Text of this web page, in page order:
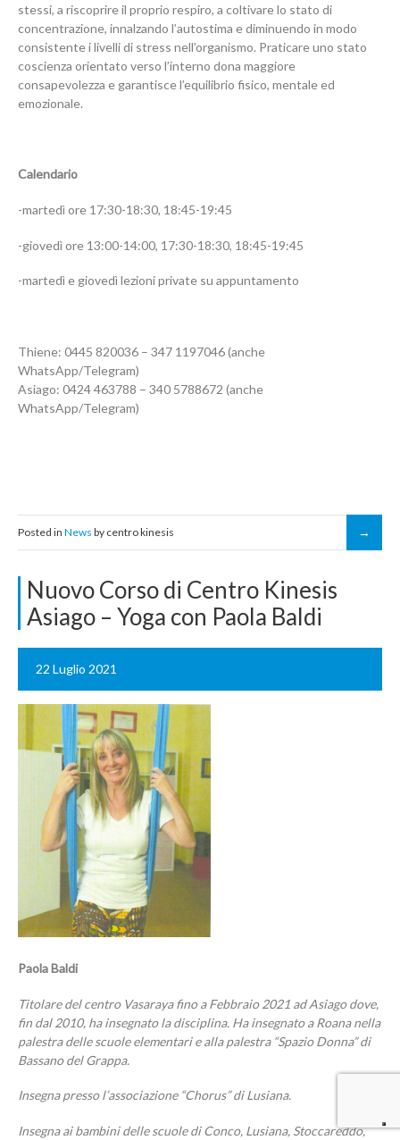
stessi, a riscoprire il proprio respiro, a coltivare lo stato di
concentrazione, innalzando l’autostima e diminuendo in modo
consistente i livelli di stress nell’organismo. Praticare uno stato
coscienza orientato verso l’interno dona maggiore
consapevolezza e garantisce l’equilibrio fisico, mentale ed
emozionale.
Calendario
-martedì ore 17:30-18:30, 18:45-19:45
-giovedì ore 13:00-14:00, 17:30-18:30, 18:45-19:45
-martedì e giovedì lezioni private su appuntamento
Thiene: 0445 820036 – 347 1197046 (anche
WhatsApp/Telegram)
Asiago: 0424 463788 – 340 5788672 (anche
WhatsApp/Telegram)
Posted in News by centro kinesis
Nuovo Corso di Centro Kinesis
Asiago – Yoga con Paola Baldi
22 Luglio 2021
Paola Baldi
Titolare del centro Vasaraya fino a Febbraio 2021 ad Asiago dove,
fin dal 2010, ha insegnato la disciplina. Ha insegnato a Roana nella
palestra delle scuole elementari e alla palestra “Spazio Donna” di
Bassano del Grappa.
Insegna presso l’associazione “Chorus” di Lusiana.
Insegna ai bambini delle scuole di Conco, Lusiana, Stoccareddo,